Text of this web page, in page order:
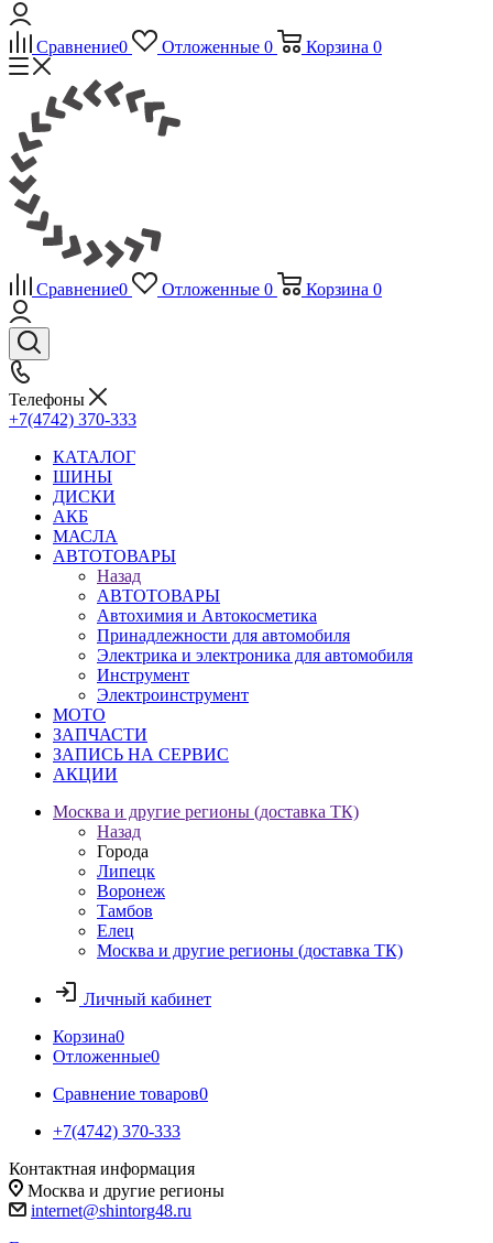
Сравнение0 Отложенные 0 Корзина 0
Сравнение0 Отложенные 0 Корзина 0
Телефоны
+7(4742) 370-333
КАТАЛОГ
ШИНЫ
ДИСКИ
АКБ
МАСЛА
АВТОТОВАРЫ
Назад
АВТОТОВАРЫ
Автохимия и Автокосметика
Принадлежности для автомобиля
Электрика и электроника для автомобиля
Инструмент
Электроинструмент
МОТО
ЗАПЧАСТИ
ЗАПИСЬ НА СЕРВИС
АКЦИИ
Москва и другие регионы (доставка ТК)
Назад
Города
Липецк
Воронеж
Тамбов
Елец
Москва и другие регионы (доставка ТК)
Личный кабинет
Корзина0
Отложенные0
Сравнение товаров0
+7(4742) 370-333
Контактная информация
Москва и другие регионы
internet@shintorg48.ru